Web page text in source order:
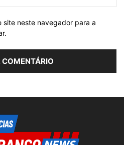
site neste navegador para a